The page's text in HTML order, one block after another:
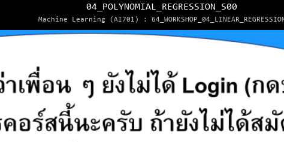
04_POLYNOMIAL_REGRESSION_S00
Machine Learning (AI701) : 64_WORKSHOP_04_LINEAR_REGRESSION